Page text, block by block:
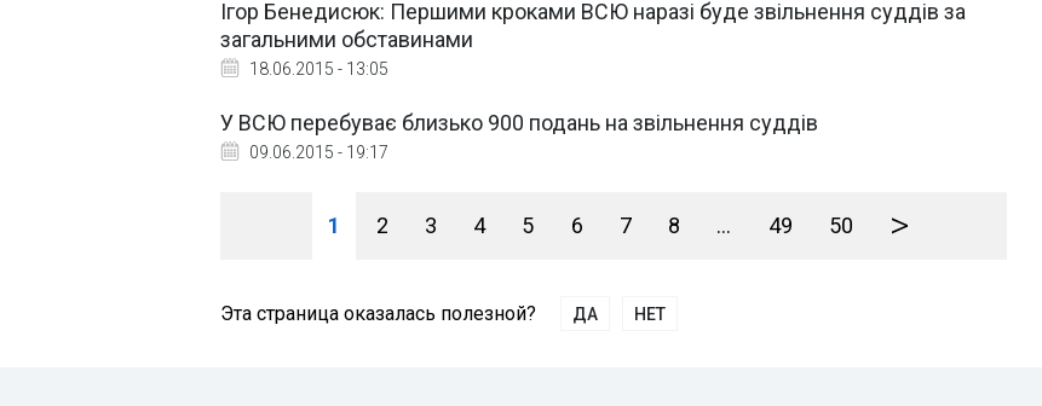
Ігор Бенедисюк: Першими кроками ВСЮ наразі буде звільнення суддів за
загальними обставинами
18.06.2015 - 13:05
У ВСЮ перебуває близько 900 подань на звільнення суддів
09.06.2015 - 19:17
1 2 3 4 5 6 7 8 ... 49 50 >
Эта страница оказалась полезной? ДА НЕТ